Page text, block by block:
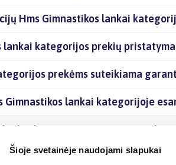
Šioje svetainėje naudojami slapukai
Hms Gimnastikos lankai
lankai kategorijos prekių
prekėms suteikiama
lankai kategorijoje
lankai kategorijoje esančias prekes